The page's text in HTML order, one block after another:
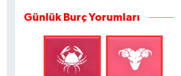
Günlük Burç Yorumları